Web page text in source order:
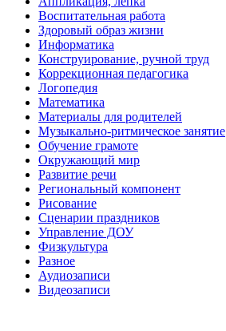
Воспитательная работа
Здоровый образ жизни
Информатика
Конструирование, ручной труд
Коррекционная педагогика
Логопедия
Математика
Материалы для родителей
Музыкально-ритмическое занятие
Обучение грамоте
Окружающий мир
Развитие речи
Региональный компонент
Рисование
Сценарии праздников
Управление ДОУ
Физкультура
Разное
Аудиозаписи
Видеозаписи